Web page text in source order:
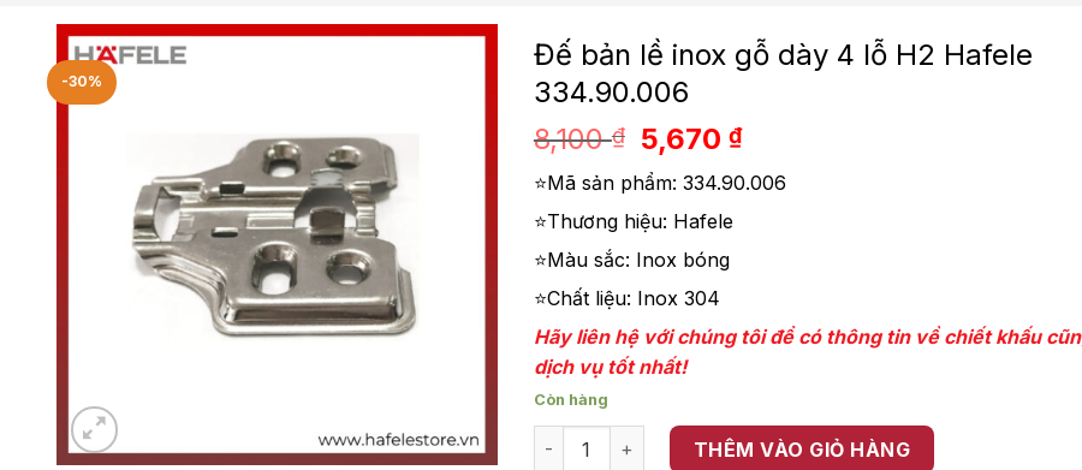
-30%
Đế bản lề inox gỗ dày 4 lỗ H2 Hafele
334.90.006
8,100₫
Giá
gốc
là:
8,100 ₫.
5,670₫Giá
hiện
tại
⭐Mã sản phẩm: 334.90.006
⭐Thương hiệu: Hafele
⭐Màu sắc: Inox bóng
⭐Chất liệu: Inox 304
Hãy liên hệ với chúng tôi để có thông tin về chiết khấu
dịch vụ tốt nhất!
Còn hàng
Đế bản lề inox gỗ dày 4 lỗ H2 Hafele 334.90.006 số lượng
THÊM VÀO GIỎ HÀNG